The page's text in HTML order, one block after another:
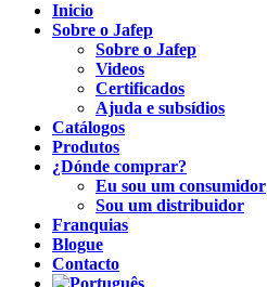
Inicio
Sobre o Jafep
Sobre o Jafep
Videos
Certificados
Ajuda e subsídios
Catálogos
Produtos
¿Dónde comprar?
Eu sou um consumidor
Sou um distribuidor
Franquias
Blogue
Contacto